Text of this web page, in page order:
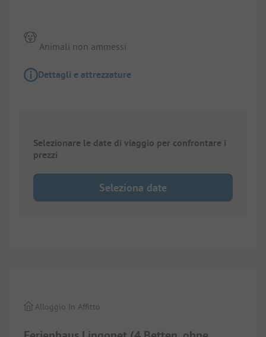
Animali non ammessi
Dettagli e attrezzature
Selezionare le date di viaggio per confrontare i
prezzi
Seleziona date
Alloggio In Affitto